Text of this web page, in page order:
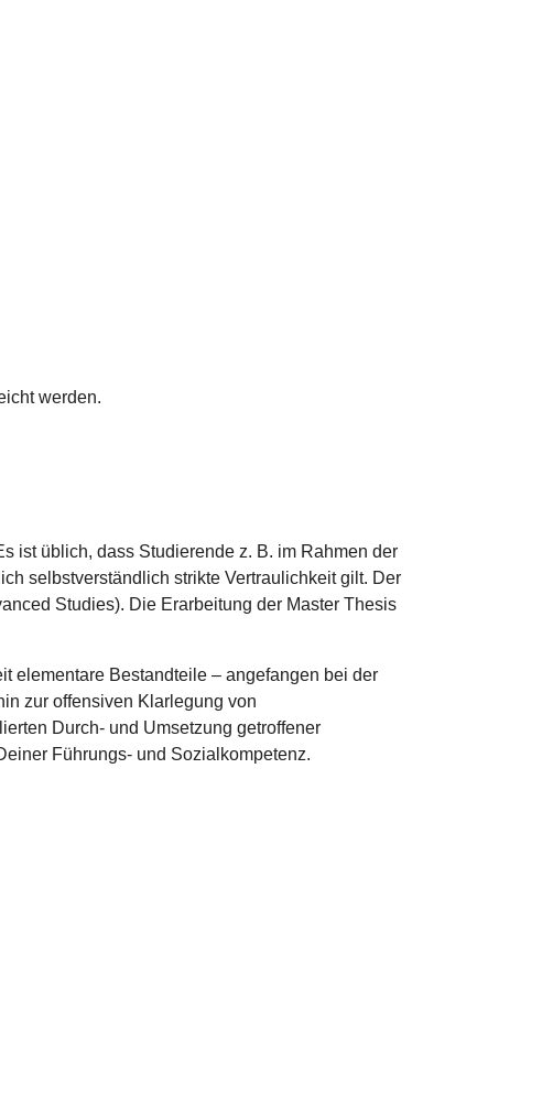
werden.
ist üblich, dass Studierende z. B. im Rahmen der
selbstverständlich strikte Vertraulichkeit gilt. Der
Studies). Die Erarbeitung der Master Thesis
elementare Bestandteile – angefangen bei der
zur offensiven Klarlegung von
Durch- und Umsetzung getroffener
Führungs- und Sozialkompetenz.